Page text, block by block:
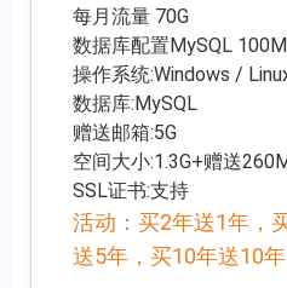
每月流量 70G
数据库配置MySQL 100M
操作系统:Windows /
数据库:MySQL
赠送邮箱:5G
空间大小:1.3G+赠送
SSL证书:支持
活动：买2年送1年，
送5年，买10年送10年